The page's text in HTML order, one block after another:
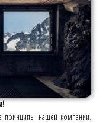
принципы нашей компании.